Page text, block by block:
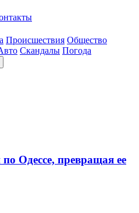
Происшествия Общество
Скандалы Погода
Одессе, превращая ее